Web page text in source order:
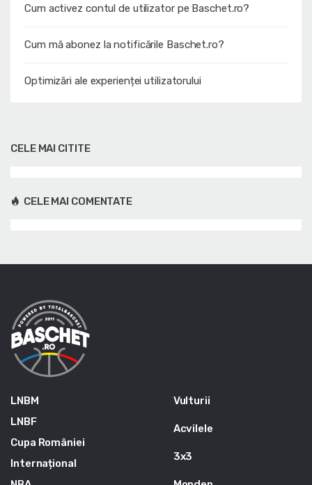
Cum activez contul de utilizator pe Baschet.ro?
Cum mă abonez la notificările Baschet.ro?
Optimizări ale experienței utilizatorului
CELE MAI CITITE
CELE MAI COMENTATE
LNBM
LNBF
Cupa României
Internațional
Vulturii
Acvilele
3x3